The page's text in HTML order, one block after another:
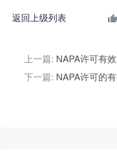
返回上级列表
上一篇: NAPA许可有
下一篇: NAPA许可的